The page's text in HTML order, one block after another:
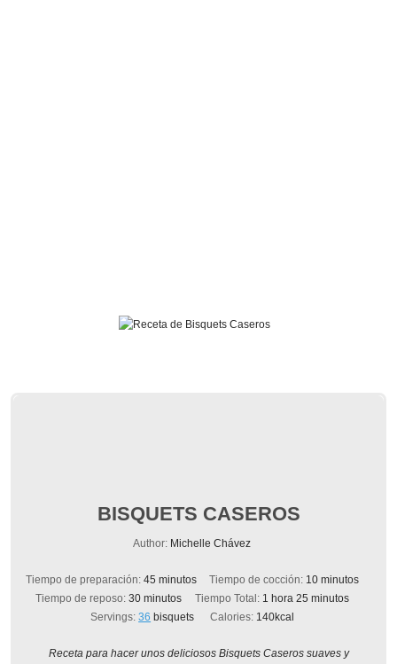
BISQUETS CASEROS
Author: Michelle Chávez
Tiempo de preparación: 45minutos
minutos Tiempo de cocción: 10minutos
minutos
Tiempo de reposo:30minutos
minutos Tiempo Total: 1 hora
hora 25minutos
minutos
Servings:36 bisquets Calories: 140kcal
Receta para hacer unos deliciosos Bisquets Caseros suaves y